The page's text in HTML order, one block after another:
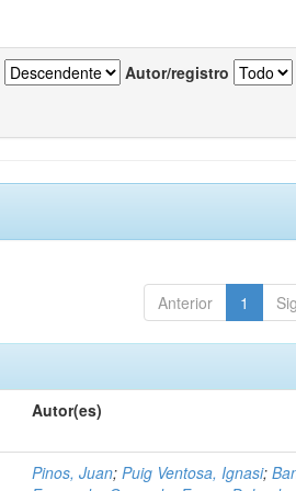
Autor/registro
Anterior 1
Autor(es)
Pinos, Juan;Puig Ventosa, Ignasi;